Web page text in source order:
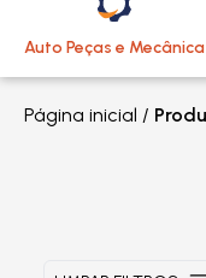
Auto Peças e Mecânica
Página inicial /